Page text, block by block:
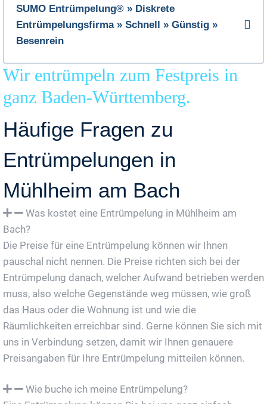
SUMO Entrümpelung® » Diskrete
Entrümpelungsfirma » Schnell » Günstig »
Besenrein
Wir entrümpeln zum Festpreis in
ganz Baden-Württemberg.
Häufige Fragen zu
Entrümpelungen in
Mühlheim am Bach
Was kostet eine Entrümpelung in Mühlheim am
Bach?
Die Preise für eine Entrümpelung können wir Ihnen
pauschal nicht nennen. Die Preise richten sich bei der
Entrümpelung danach, welcher Aufwand betrieben werden
muss, also welche Gegenstände weg müssen, wie groß
das Haus oder die Wohnung ist und wie die
Räumlichkeiten erreichbar sind. Gerne können Sie sich mit
uns in Verbindung setzen, damit wir Ihnen genauere
Preisangaben für Ihre Entrümpelung mitteilen können.
Wie buche ich meine Entrümpelung?